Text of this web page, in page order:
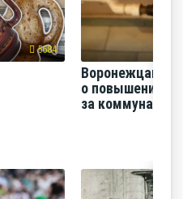
5684
Воронежцам
о повышении
за